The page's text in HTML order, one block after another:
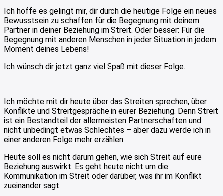
Ich hoffe es gelingt mir, dir durch die heutige Folge ein neues
Bewusstsein zu schaffen für die Begegnung mit deinem
Partner in deiner Beziehung im Streit. Oder besser: Für die
Begegnung mit anderen Menschen in jeder Situation in jedem
Moment deines Lebens!
Ich wünsch dir jetzt ganz viel Spaß mit dieser Folge.
Ich möchte mit dir heute über das Streiten sprechen, über
Konflikte und Streitgespräche in eurer Beziehung. Denn Streit
ist ein Bestandteil der allermeisten Partnerschaften und
nicht unbedingt etwas Schlechtes – aber dazu werde ich in
einer anderen Folge mehr erzählen.
Heute soll es nicht darum gehen, wie sich Streit auf eure
Beziehung auswirkt. Es geht heute nicht um die
Kommunikation im Streit oder darüber, was ihr im Konflikt
zueinander sagt.